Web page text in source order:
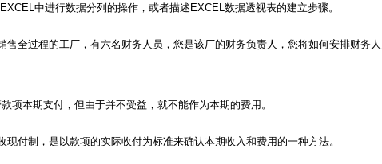
中进行数据分列的操作，或者描述EXCEL数据透视表的建立步骤。
售全过程的工厂，有六名财务人员，您是该厂的财务负责人，您将如何安排财务
项本期支付，但由于并不受益，就不能作为本期的费用。
付制，是以款项的实际收付为标准来确认本期收入和费用的一种方法。